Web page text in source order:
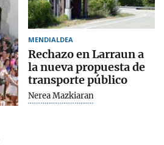
MENDIALDEA
Rechazo en Larraun a
la nueva propuesta de
transporte público
Nerea Mazkiaran